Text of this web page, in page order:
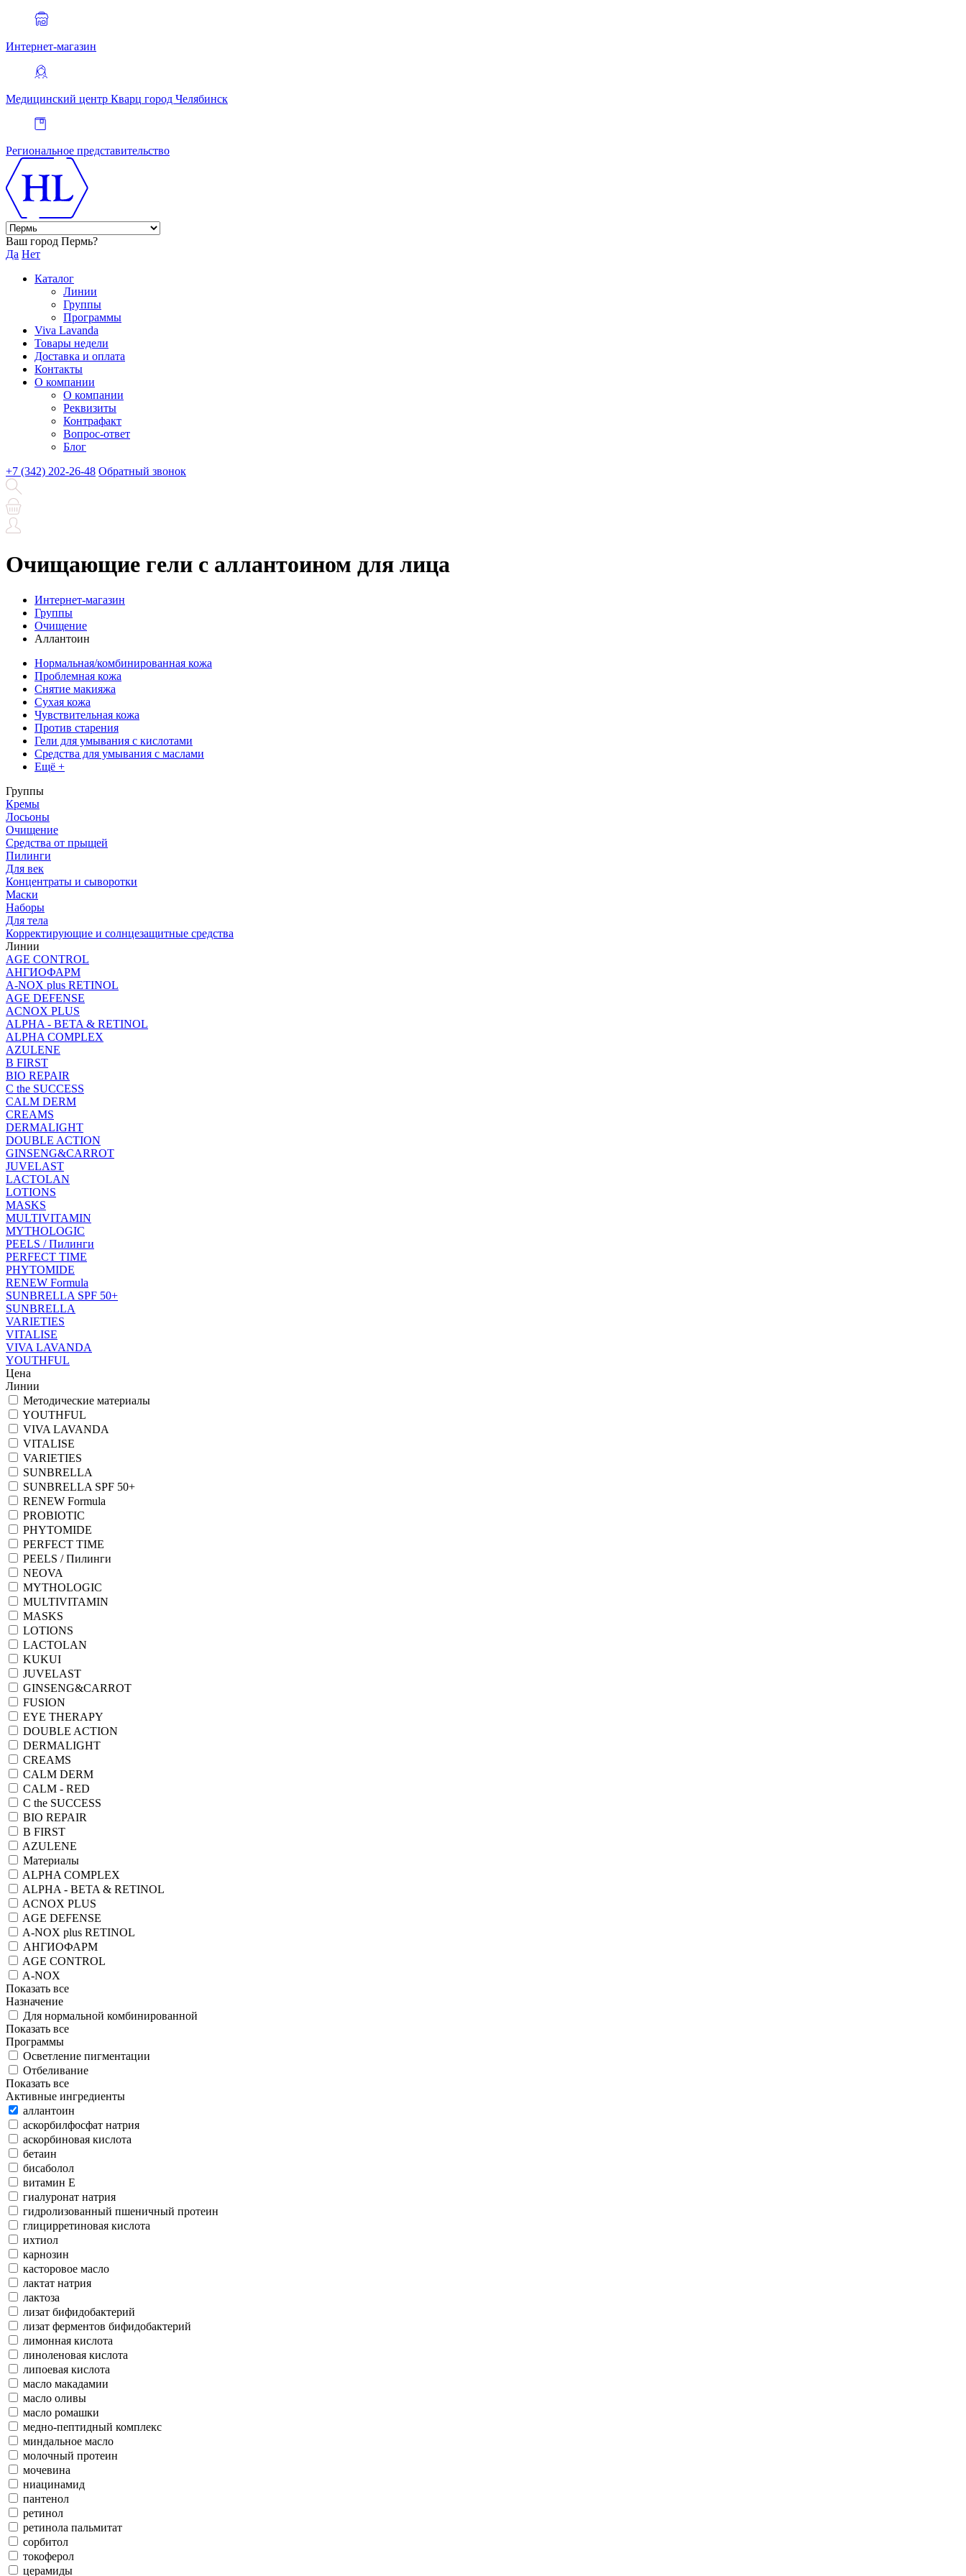
Интернет-магазин
Медицинский центр Кварц город Челябинск
Региональное представительство
Ваш город Пермь?
Да Нет
Каталог
Линии
Группы
Программы
Viva Lavanda
Товары недели
Доставка и оплата
Контакты
О компании
О компании
Реквизиты
Контрафакт
Вопрос-ответ
Блог
+7 (342) 202-26-48 Обратный звонок
Очищающие гели с аллантоином для лица
Интернет-магазин
Группы
Очищение
Аллантоин
Нормальная/комбинированная кожа
Проблемная кожа
Снятие макияжа
Сухая кожа
Чувствительная кожа
Против старения
Гели для умывания с кислотами
Средства для умывания с маслами
Ещё +
Группы
Кремы
Лосьоны
Очищение
Средства от прыщей
Пилинги
Для век
Концентраты и сыворотки
Маски
Наборы
Для тела
Корректирующие и солнцезащитные средства
Линии
AGE CONTROL
АНГИОФАРМ
A-NOX plus RETINOL
AGE DEFENSE
ACNOX PLUS
ALPHA - BETA & RETINOL
ALPHA COMPLEX
AZULENE
B FIRST
BIO REPAIR
C the SUCCESS
CALM DERM
CREAMS
DERMALIGHT
DOUBLE ACTION
GINSENG&CARROT
JUVELAST
LACTOLAN
LOTIONS
MASKS
MULTIVITAMIN
MYTHOLOGIC
PEELS / Пилинги
PERFECT TIME
PHYTOMIDE
RENEW Formula
SUNBRELLA SPF 50+
SUNBRELLA
VARIETIES
VITALISE
VIVA LAVANDA
YOUTHFUL
Цена
Линии
Методические материалы
YOUTHFUL
VIVA LAVANDA
VITALISE
VARIETIES
SUNBRELLA
SUNBRELLA SPF 50+
RENEW Formula
PROBIOTIC
PHYTOMIDE
PERFECT TIME
PEELS / Пилинги
NEOVA
MYTHOLOGIC
MULTIVITAMIN
MASKS
LOTIONS
LACTOLAN
KUKUI
JUVELAST
GINSENG&CARROT
FUSION
EYE THERAPY
DOUBLE ACTION
DERMALIGHT
CREAMS
CALM DERM
CALM - RED
C the SUCCESS
BIO REPAIR
B FIRST
AZULENE
Материалы
ALPHA COMPLEX
ALPHA - BETA & RETINOL
ACNOX PLUS
AGE DEFENSE
A-NOX plus RETINOL
АНГИОФАРМ
AGE CONTROL
A-NOX
Показать все
Назначение
Для нормальной комбинированной
Показать все
Программы
Осветление пигментации
Отбеливание
Показать все
Активные ингредиенты
аллантоин
аскорбилфосфат натрия
аскорбиновая кислота
бетаин
бисаболол
витамин Е
гиалуронат натрия
гидролизованный пшеничный протеин
глицирретиновая кислота
ихтиол
карнозин
касторовое масло
лактат натрия
лактоза
лизат бифидобактерий
лизат ферментов бифидобактерий
лимонная кислота
линоленовая кислота
липоевая кислота
масло макадамии
масло оливы
масло ромашки
медно-пептидный комплекс
миндальное масло
молочный протеин
мочевина
ниацинамид
пантенол
ретинол
ретинола пальмитат
сорбитол
токоферол
церамиды